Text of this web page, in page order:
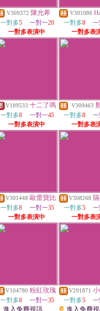
V309372 陳允希
一對多5 一對一20
一對多表演中
V301086
一對多8
一對多表
V189533 十二了嗎
一對多8 一對一45
一對多表演中
V309463
一對多8
一對多表
V301448 歐蕾寶比
一對多8 一對一35
一對多表演中
V308268
一對多5
一對多表
V104780 粉紅玫瑰
一對多8 一對一35
進入免費視訊
V291871
一對多5
進入免費